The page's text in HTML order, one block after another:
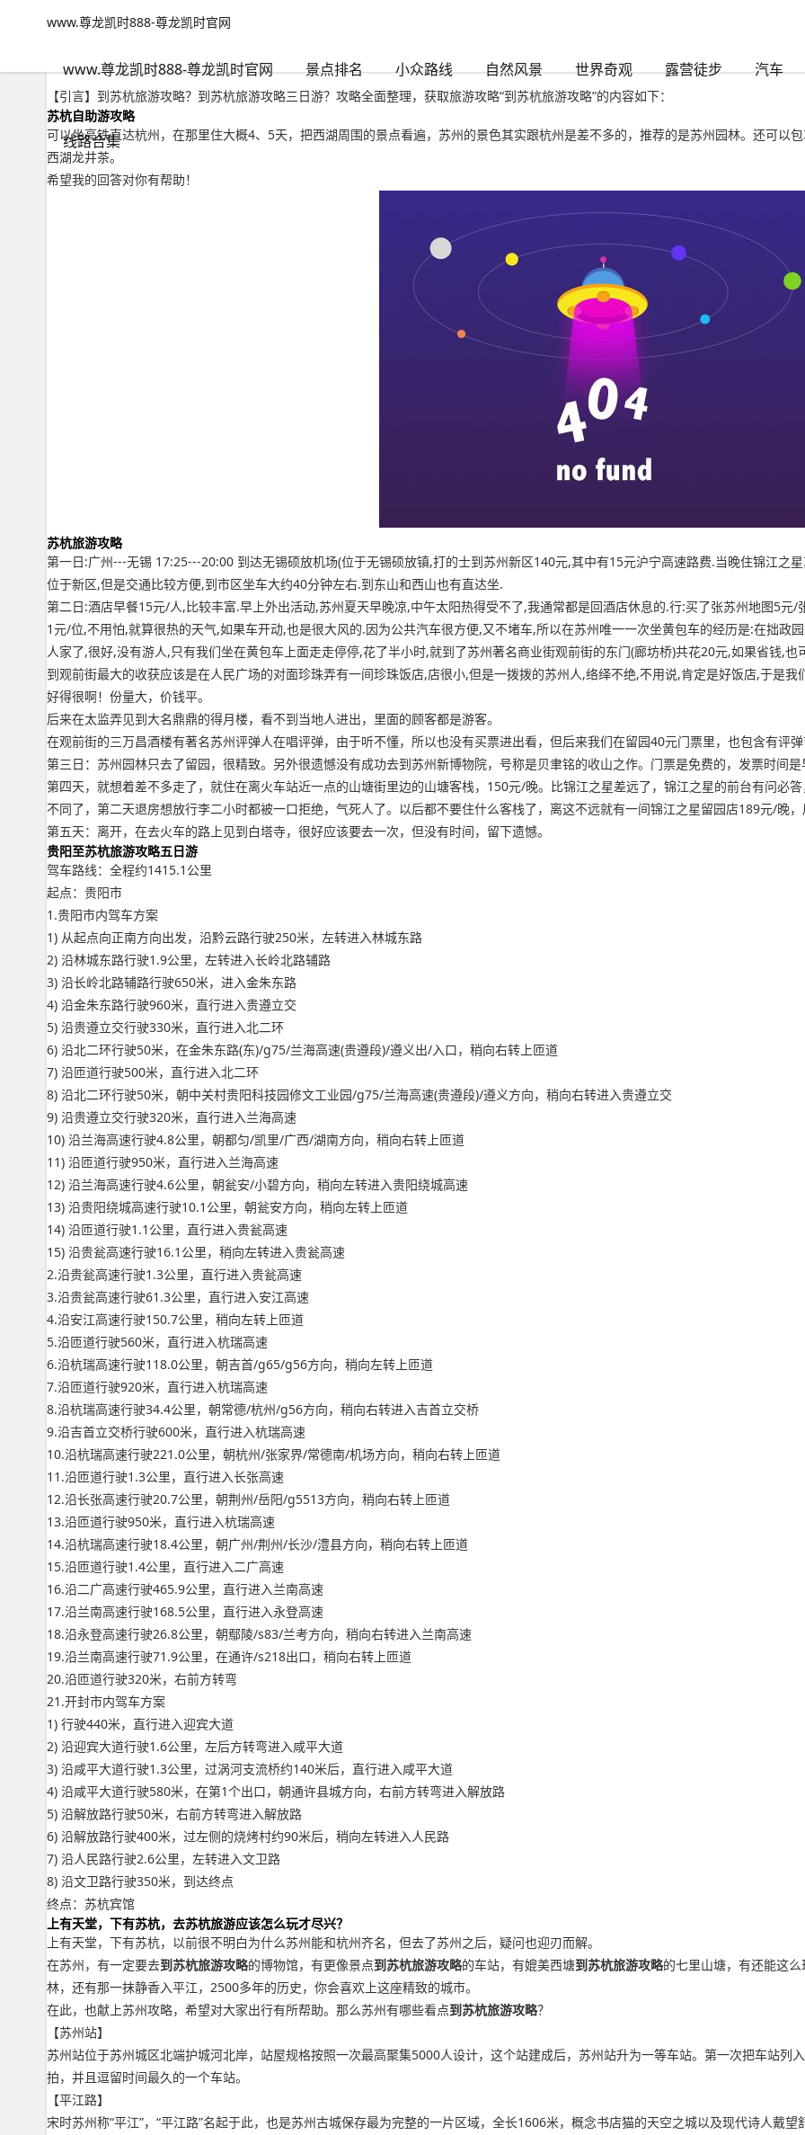
www.尊龙凯时888-尊龙凯时官网
www.尊龙凯时888-尊龙凯时官网 景点排名 小众路线 自然风景 世界奇观 露营徒步 汽车
线路合集
www.尊龙凯时888-尊龙凯时官网
到苏杭旅游攻略？到苏杭旅游攻略三日游-www.尊龙凯时888
【引言】到苏杭旅游攻略？到苏杭旅游攻略三日游？攻略全面整理，获取旅游攻略“到苏杭旅游攻略”的内容如下：
苏杭自助游攻略
可以坐高铁直达杭州，在那里住大概4、5天，把西湖周围的景点看遍，苏州的景色其实跟杭州是差不多的，推荐的是苏州园林。还可以
西湖龙井茶。
希望我的回答对你有帮助！
苏杭旅游攻略
第一日:广州---无锡 17:25---20:00 到达无锡硕放机场(位于无锡硕放镇,打的士到苏州新区140元,其中有15元沪宁高速路费.当晚住锦江之
位于新区,但是交通比较方便,到市区坐车大约40分钟左右.到东山和西山也有直达坐.
第二日:酒店早餐15元/人,比较丰富.早上外出活动,苏州夏天早晚凉,中午太阳热得受不了,我通常都是回酒店休息的.行:买了张苏州地图5元
1元/位,不用怕,就算很热的天气,如果车开动,也是很大风的.因为公共汽车很方便,又不堵车,所以在苏州唯一一次坐黄包车的经历是:在拙政
人家了,很好,没有游人,只有我们坐在黄包车上面走走停停,花了半小时,就到了苏州著名商业街观前街的东门(廊坊桥)共花20元,如果省钱,
到观前街最大的收获应该是在人民广场的对面珍珠弄有一间珍珠饭店,店很小,但是一拨拨的苏州人,络绎不绝,不用说,肯定是好饭店,于是我
好得很啊！份量大，价钱平。
后来在太监弄见到大名鼎鼎的得月楼，看不到当地人进出，里面的顾客都是游客。
在观前街的三万昌酒楼有著名苏州评弹人在唱评弹，由于听不懂，所以也没有买票进出看，但后来我们在留园40元门票里，也包含有评弹
第三日：苏州园林只去了留园，很精致。另外很遗憾没有成功去到苏州新博物院，号称是贝聿铭的收山之作。门票是免费的，发票时间
第四天，就想着差不多走了，就住在离火车站近一点的山塘街里边的山塘客栈，150元/晚。比锦江之星差远了，锦江之星的前台有问必
不同了，第二天退房想放行李二小时都被一口拒绝，气死人了。以后都不要住什么客栈了，离这不远就有一间锦江之星留园店189元/晚，
第五天：离开，在去火车的路上见到白塔寺，很好应该要去一次，但没有时间，留下遗憾。
贵阳至苏杭旅游攻略五日游
驾车路线：全程约1415.1公里
起点：贵阳市
1.贵阳市内驾车方案
1) 从起点向正南方向出发，沿黔云路行驶250米，左转进入林城东路
2) 沿林城东路行驶1.9公里，左转进入长岭北路辅路
3) 沿长岭北路辅路行驶650米，进入金朱东路
4) 沿金朱东路行驶960米，直行进入贵遵立交
5) 沿贵遵立交行驶330米，直行进入北二环
6) 沿北二环行驶50米，在金朱东路(东)/g75/兰海高速(贵遵段)/遵义出/入口，稍向右转上匝道
7) 沿匝道行驶500米，直行进入北二环
8) 沿北二环行驶50米，朝中关村贵阳科技园修文工业园/g75/兰海高速(贵遵段)/遵义方向，稍向右转进入贵遵立交
9) 沿贵遵立交行驶320米，直行进入兰海高速
10) 沿兰海高速行驶4.8公里，朝都匀/凯里/广西/湖南方向，稍向右转上匝道
11) 沿匝道行驶950米，直行进入兰海高速
12) 沿兰海高速行驶4.6公里，朝瓮安/小碧方向，稍向左转进入贵阳绕城高速
13) 沿贵阳绕城高速行驶10.1公里，朝瓮安方向，稍向左转上匝道
14) 沿匝道行驶1.1公里，直行进入贵瓮高速
15) 沿贵瓮高速行驶16.1公里，稍向左转进入贵瓮高速
2.沿贵瓮高速行驶1.3公里，直行进入贵瓮高速
3.沿贵瓮高速行驶61.3公里，直行进入安江高速
4.沿安江高速行驶150.7公里，稍向左转上匝道
5.沿匝道行驶560米，直行进入杭瑞高速
6.沿杭瑞高速行驶118.0公里，朝吉首/g65/g56方向，稍向左转上匝道
7.沿匝道行驶920米，直行进入杭瑞高速
8.沿杭瑞高速行驶34.4公里，朝常德/杭州/g56方向，稍向右转进入吉首立交桥
9.沿吉首立交桥行驶600米，直行进入杭瑞高速
10.沿杭瑞高速行驶221.0公里，朝杭州/张家界/常德南/机场方向，稍向右转上匝道
11.沿匝道行驶1.3公里，直行进入长张高速
12.沿长张高速行驶20.7公里，朝荆州/岳阳/g5513方向，稍向右转上匝道
13.沿匝道行驶950米，直行进入杭瑞高速
14.沿杭瑞高速行驶18.4公里，朝广州/荆州/长沙/澧县方向，稍向右转上匝道
15.沿匝道行驶1.4公里，直行进入二广高速
16.沿二广高速行驶465.9公里，直行进入兰南高速
17.沿兰南高速行驶168.5公里，直行进入永登高速
18.沿永登高速行驶26.8公里，朝鄢陵/s83/兰考方向，稍向右转进入兰南高速
19.沿兰南高速行驶71.9公里，在通许/s218出口，稍向右转上匝道
20.沿匝道行驶320米，右前方转弯
21.开封市内驾车方案
1) 行驶440米，直行进入迎宾大道
2) 沿迎宾大道行驶1.6公里，左后方转弯进入咸平大道
3) 沿咸平大道行驶1.3公里，过涡河支流桥约140米后，直行进入咸平大道
4) 沿咸平大道行驶580米，在第1个出口，朝通许县城方向，右前方转弯进入解放路
5) 沿解放路行驶50米，右前方转弯进入解放路
6) 沿解放路行驶400米，过左侧的烧烤村约90米后，稍向左转进入人民路
7) 沿人民路行驶2.6公里，左转进入文卫路
8) 沿文卫路行驶350米，到达终点
终点：苏杭宾馆
上有天堂，下有苏杭，去苏杭旅游应该怎么玩才尽兴？
上有天堂，下有苏杭，以前很不明白为什么苏州能和杭州齐名，但去了苏州之后，疑问也迎刃而解。
在苏州，有一定要去到苏杭旅游攻略的博物馆，有更像景点到苏杭旅游攻略的车站，有媲美西塘到苏杭旅游攻略的七里山塘，有还能这
林，还有那一抹静香入平江，2500多年的历史，你会喜欢上这座精致的城市。
在此，也献上苏州攻略，希望对大家出行有所帮助。那么苏州有哪些看点到苏杭旅游攻略？
【苏州站】
苏州站位于苏州城区北端护城河北岸，站屋规格按照一次最高聚集5000人设计，这个站建成后，苏州站升为一等车站。第一次把车站列
拍，并且逗留时间最久的一个车站。
【平江路】
宋时苏州称“平江”，“平江路”名起于此，也是苏州古城保存最为完整的一片区域，全长1606米，概念书店猫的天空之城以及现代诗人戴望